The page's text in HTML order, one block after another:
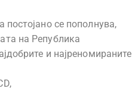
постојано се пополнува,
на Република
и најреномираните